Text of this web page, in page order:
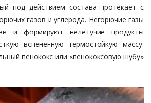
под действием состава протекает с
газов и углерода. Негорючие газы
и формируют нелетучие продукты
вспененную термостойкую массу:
пенококс или «пенококсовую шубу»